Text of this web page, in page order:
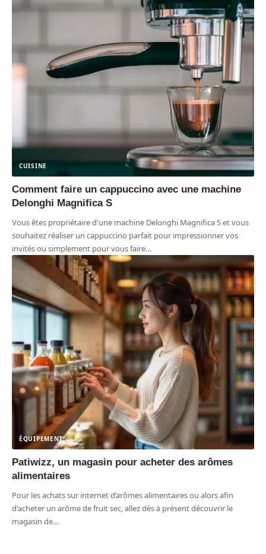
CUISINE
Comment faire un cappuccino avec une machine
Delonghi Magnifica S
Vous êtes propriétaire d'une machine Delonghi Magnifica S et vous
souhaitez réaliser un cappuccino parfait pour impressionner vos
invités ou simplement pour vous faire…
ÉQUIPEMENT
Patiwizz, un magasin pour acheter des arômes
alimentaires
Pour les achats sur internet d’arômes alimentaires ou alors afin
d'acheter un arôme de fruit sec, allez dès à présent découvrir le
magasin de…